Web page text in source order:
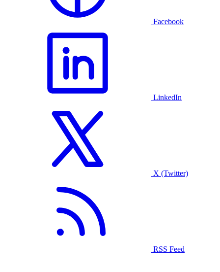
Facebook
LinkedIn
X (Twitter)
RSS Feed